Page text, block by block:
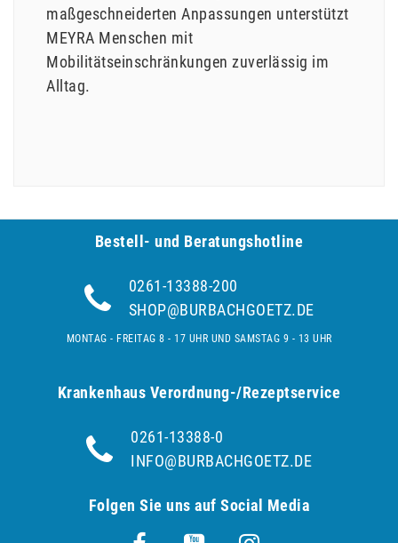
maßgeschneiderten Anpassungen unterstützt
MEYRA Menschen mit
Mobilitätseinschränkungen zuverlässig im
Alltag.
Bestell- und Be­ra­tungs­hot­line
0261-13388-200
SHOP@BURBACHGOETZ.DE
MONTAG - FREITAG 8 - 17 UHR UND SAMSTAG 9 - 13 UHR
Krankenhaus Verordnung-/Rezeptservice
0261-13388-0
INFO@BURBACHGOETZ.DE
Folgen Sie uns auf Social Media